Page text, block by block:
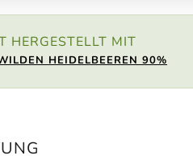
HERGESTELLT MIT
HEIDELBEEREN 90%